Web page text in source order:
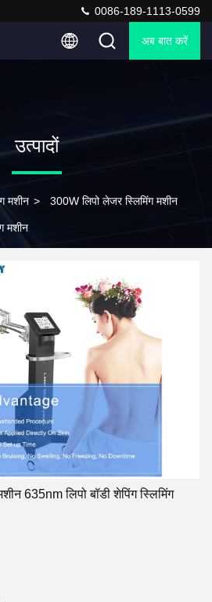
0086-189-1113-0599
अब बात करें
उत्पादों
मशीन > 300W लिपो लेजर स्लिमिंग मशीन
मशीन
635nm लिपो बॉडी शेपिंग स्लिमिंग